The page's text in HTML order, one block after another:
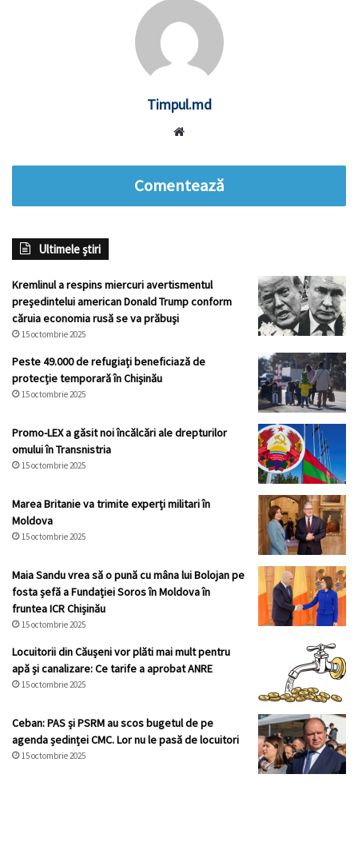
Timpul.md
Comentează
Ultimele știri
Kremlinul a respins miercuri avertismentul
preşedintelui american Donald Trump conform
căruia economia rusă se va prăbuşi
15 octombrie 2025
Peste 49.000 de refugiați beneficiază de
protecție temporară în Chișinău
15 octombrie 2025
Promo-LEX a găsit noi încălcări ale drepturilor
omului în Transnistria
15 octombrie 2025
Marea Britanie va trimite experți militari în
Moldova
15 octombrie 2025
Maia Sandu vrea să o pună cu mâna lui Bolojan pe
fosta șefă a Fundației Soros în Moldova în
fruntea ICR Chișinău
15 octombrie 2025
Locuitorii din Căușeni vor plăti mai mult pentru
apă și canalizare: Ce tarife a aprobat ANRE
15 octombrie 2025
Ceban: PAS și PSRM au scos bugetul de pe
agenda ședinței CMC. Lor nu le pasă de locuitori
15 octombrie 2025